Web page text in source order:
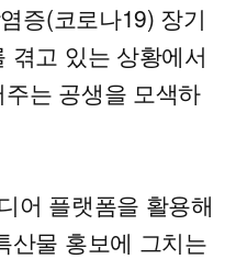
증(코로나19) 장기
겪고 있는 상황에서
는 공생을 모색하
어 플랫폼을 활용해
산물 홍보에 그치는